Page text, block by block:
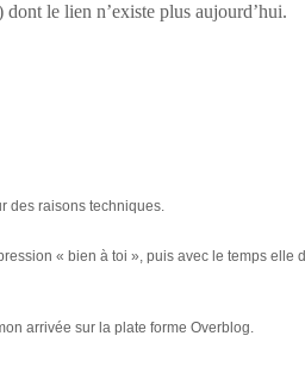
dont le lien n’existe plus aujourd’hui.
des raisons techniques.
« bien à toi », puis avec le temps
arrivée sur la plate forme Overblog.